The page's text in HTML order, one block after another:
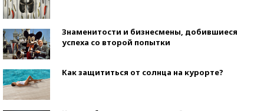
Знаменитости и бизнесмены, добившиеся
успеха со второй попытки
Как защититься от солнца на курорте?